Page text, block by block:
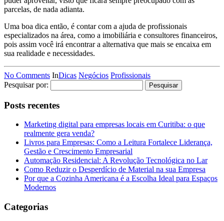
parcelas, de nada adianta.
Uma boa dica então, é contar com a ajuda de profissionais
especializados na área, como a imobiliária e consultores financeiros,
pois assim você irá encontrar a alternativa que mais se encaixa em
sua realidade e necessidades.
No Comments InDicas Negócios Profissionais
Pesquisar por:
Posts recentes
Marketing digital para empresas locais em Curitiba: o que
realmente gera venda?
Livros para Empresas: Como a Leitura Fortalece Liderança,
Gestão e Crescimento Empresarial
Automação Residencial: A Revolução Tecnológica no Lar
Como Reduzir o Desperdício de Material na sua Empresa
Por que a Cozinha Americana é a Escolha Ideal para Espaços
Modernos
Categorias